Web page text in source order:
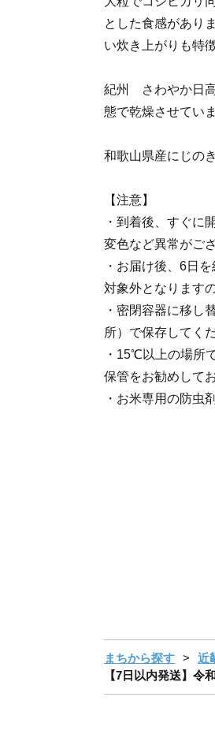
とした食感があり
い炊き上がりも特
紀州 さわやか日
態で乾燥させてい
和歌山県産にじの
【注意】
・到着後、すぐに
変色など異常がご
・お届け後、6日
対象外となります
・密閉容器に移し
所）で保存してく
・15℃以上の場所
保管をお勧めして
・お米専用の防虫
まちから探す 近
【7日以内発送】